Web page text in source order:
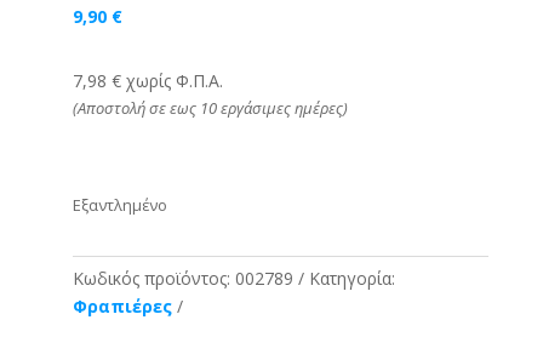
9,90 €
7,98 € χωρίς Φ.Π.Α.
(Αποστολή σε εως 10 εργάσιμες ημέρες)
Εξαντλημένο
Κωδικός προϊόντος: 002789
Κατηγορία:
Φραπιέρες